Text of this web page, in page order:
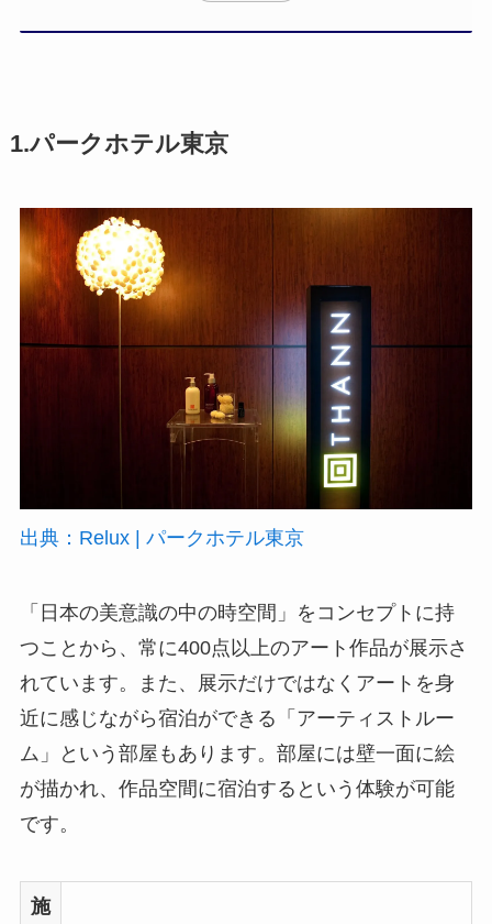
1.パークホテル東京
出典：Relux | パークホテル東京
「日本の美意識の中の時空間」をコンセプトに持
つことから、常に400点以上のアート作品が展示さ
れています。また、展示だけではなくアートを身
近に感じながら宿泊ができる「アーティストルー
ム」という部屋もあります。部屋には壁一面に絵
が描かれ、作品空間に宿泊するという体験が可能
です。
施